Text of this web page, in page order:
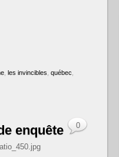
les invincibles québec
enquête 0